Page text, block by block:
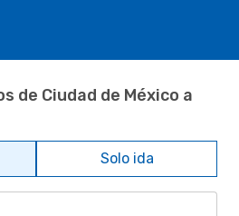
de Ciudad de México a
Solo ida